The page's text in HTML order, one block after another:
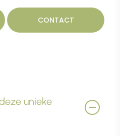
CONTACT
unieke